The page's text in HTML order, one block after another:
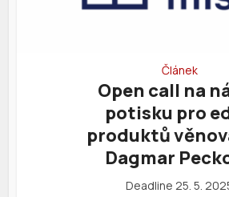
Článek
Open call na
potisku pro
produktů
Dagmar
Deadline 25. 5.